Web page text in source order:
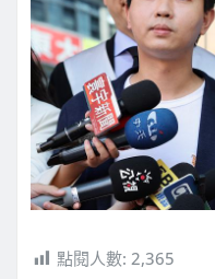
點閱人數: 2,365